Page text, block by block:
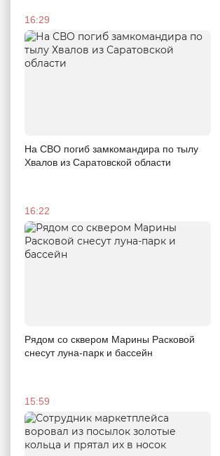
16:29
На СВО погиб замкомандира по тылу
Хвалов из Саратовской области
16:22
Рядом со сквером Марины Расковой
снесут луна-парк и бассейн
15:59